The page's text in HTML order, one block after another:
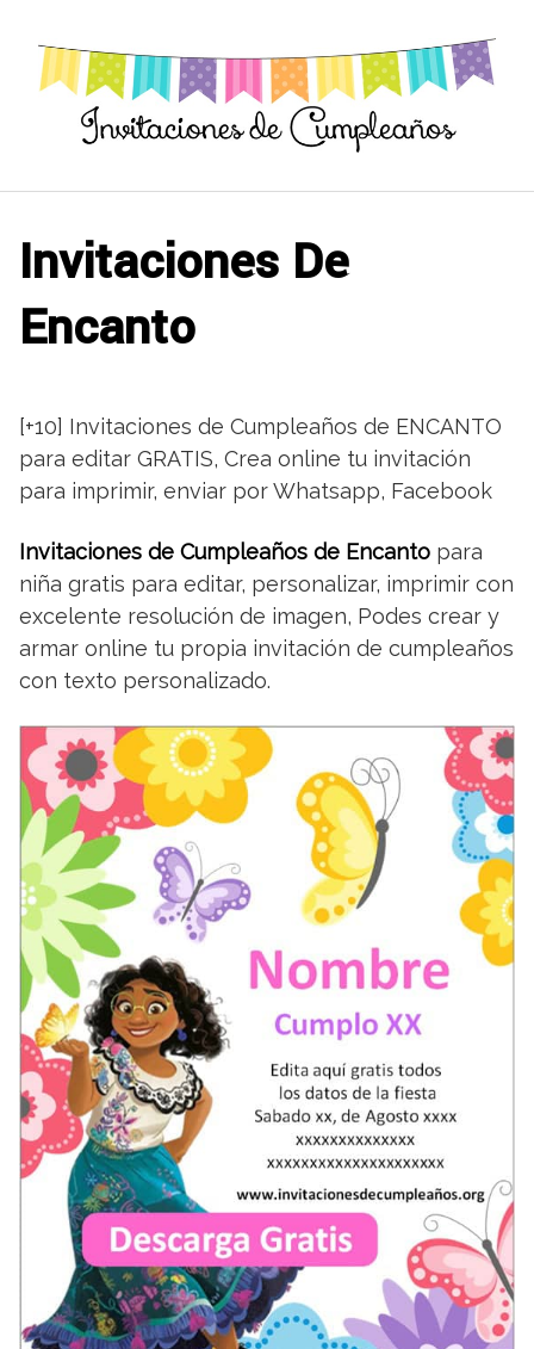
contenido
Invitaciones De
Encanto
[+10] Invitaciones de Cumpleaños de ENCANTO
para editar GRATIS, Crea online tu invitación
para imprimir, enviar por Whatsapp, Facebook
Invitaciones de Cumpleaños de Encanto para
niña gratis para editar, personalizar, imprimir con
excelente resolución de imagen, Podes crear y
armar online tu propia invitación de cumpleaños
con texto personalizado.